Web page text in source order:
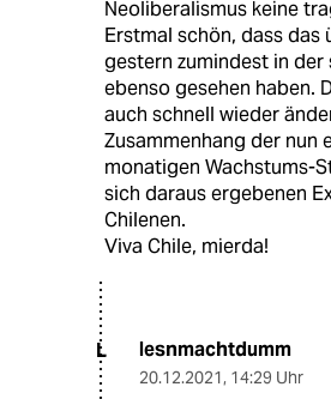
Neoliberalismus keine
Erstmal schön, dass das
gestern zumindest in
ebenso gesehen haben.
auch schnell wieder
Zusammenhang der nun
monatigen Wachstums-
sich daraus ergebenen
Chilenen.
Viva Chile, mierda!
L lesnmachtdumm
20.12.2021, 14:29 Uhr